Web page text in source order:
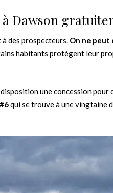
à Dawson
des prospecteurs. On ne peut
habitants protègent leur
disposition une concession
qui se trouve à une vingtaine